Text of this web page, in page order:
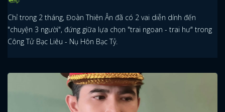
Chỉ trong 2 tháng, Đoàn Thiên Ân đã có 2 vai diễn dính đến
"chuyện 3 người", đứng giữa lựa chọn "trai ngoan - trai hư" trong
Công Tử Bạc Liêu - Nụ Hôn Bạc Tỷ.